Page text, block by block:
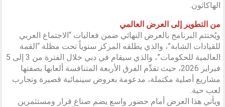
الهاكاثون.
من التطوير إلى العرض العالمي
ويُختتم البرنامج بالعرض النهائي ضمن فعاليات “الاجتماع العربي
للقيادات الشابة”، والذي يطلقه المركز سنوياً تحت مظلة “القمة
العالمية للحكومات”، والذي سيقام في دبي خلال الفترة من 3 إلى 5
فبراير 2026، حيث تقدِّم الفرق الأربعة المتنافسة ألعابها بصفتها
مشاريع أصلية مكتملة، مدعومة بعروض سينمائية قصيرة وتجارب
لعب حية.
ويأتي هذا العرض أمام حضور واسع يضم صناع قرار ومستثمرين